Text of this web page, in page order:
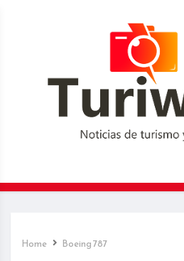
Home Boeing 787